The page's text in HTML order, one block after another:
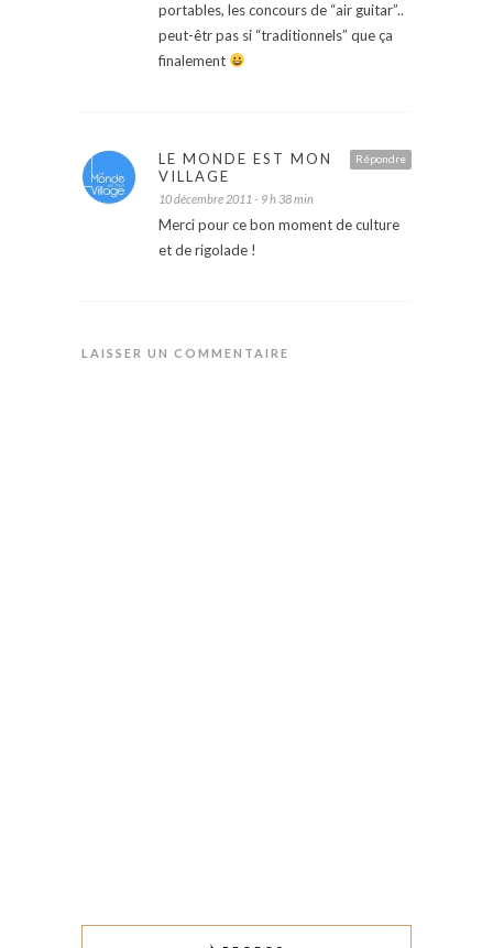
portables, les concours de “air guitar”..
peut-êtr pas si “traditionnels” que ça
finalement
Répondre
LE MONDE EST MON
VILLAGE
10 décembre 2011 - 9 h 38 min
Merci pour ce bon moment de culture
et de rigolade !
LAISSER UN COMMENTAIRE